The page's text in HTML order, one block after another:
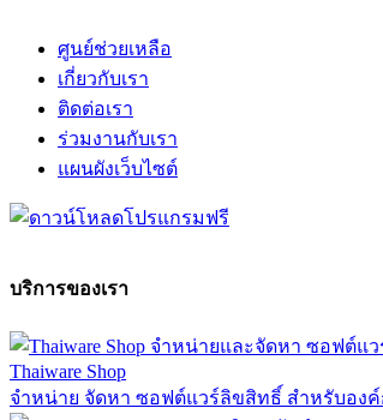
ศูนย์ช่วยเหลือ
เกี่ยวกับเรา
ติดต่อเรา
ร่วมงานกับเรา
แผนผังเว็บไซต์
บริการของเรา
Thaiware Shop
จำหน่าย จัดหา ซอฟต์แวร์ลิขสิทธิ์ สำหรับองค์